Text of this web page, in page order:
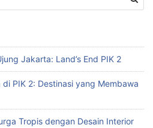
Jakarta: Land’s End PIK 2
PIK 2: Destinasi yang Membawa
Tropis dengan Desain Interior